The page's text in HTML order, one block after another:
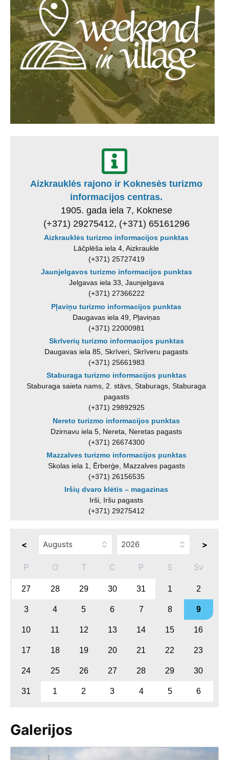
Aizkrauklės rajono ir Koknesės turizmo
informacijos centras.
1905. gada iela 7, Koknese
(+371) 29275412, (+371) 65161296
Aizkrauklės turizmo informacijos punktas
Lāčplēša iela 4, Aizkraukle
(+371) 25727419
Jaunjelgavos turizmo informacijos punktas
Jelgavas iela 33, Jaunjelgava
(+371) 27366222
Pļaviņu turizmo informacijos punktas
Daugavas iela 49, Pļaviņas
(+371) 22000981
Skrīverių turizmo informacijos punktas
Daugavas iela 85, Skrīveri, Skrīveru pagasts
(+371) 25661983
Staburaga turizmo informacijos punktas
Staburaga saieta nams, 2. stāvs, Staburags, Staburaga
pagasts
(+371) 29892925
Nereto turizmo informacijos punktas
Dzirnavu iela 5, Nereta, Neretas pagasts
(+371) 26674300
Mazzalves turizmo informacijos punktas
Skolas iela 1, Ērberģe, Mazzalves pagasts
(+371) 26156535
Iršių dvaro klėtis – magazinas
Irši, Iršu pagasts
(+371) 29275412
< >
P O T C P S Sv
27 28 29 30 31 1 2
3 4 5 6 7 8 9
10 11 12 13 14 15 16
17 18 19 20 21 22 23
24 25 26 27 28 29 30
31 1 2 3 4 5 6
Galerijos